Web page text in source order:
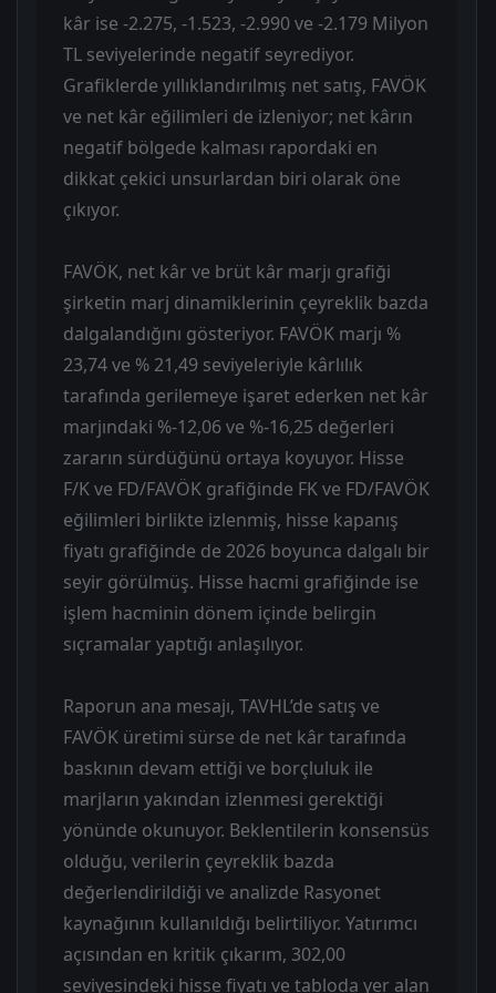
kâr ise -2.275, -1.523, -2.990 ve -2.179 Milyon
TL seviyelerinde negatif seyrediyor.
Grafiklerde yıllıklandırılmış net satış, FAVÖK
ve net kâr eğilimleri de izleniyor; net kârın
negatif bölgede kalması rapordaki en
dikkat çekici unsurlardan biri olarak öne
çıkıyor.
FAVÖK, net kâr ve brüt kâr marjı grafiği
şirketin marj dinamiklerinin çeyreklik bazda
dalgalandığını gösteriyor. FAVÖK marjı %
23,74 ve % 21,49 seviyeleriyle kârlılık
tarafında gerilemeye işaret ederken net kâr
marjındaki %-12,06 ve %-16,25 değerleri
zararın sürdüğünü ortaya koyuyor. Hisse
F/K ve FD/FAVÖK grafiğinde FK ve FD/FAVÖK
eğilimleri birlikte izlenmiş, hisse kapanış
fiyatı grafiğinde de 2026 boyunca dalgalı bir
seyir görülmüş. Hisse hacmi grafiğinde ise
işlem hacminin dönem içinde belirgin
sıçramalar yaptığı anlaşılıyor.
Raporun ana mesajı, TAVHL’de satış ve
FAVÖK üretimi sürse de net kâr tarafında
baskının devam ettiği ve borçluluk ile
marjların yakından izlenmesi gerektiği
yönünde okunuyor. Beklentilerin konsensüs
olduğu, verilerin çeyreklik bazda
değerlendirildiği ve analizde Rasyonet
kaynağının kullanıldığı belirtiliyor. Yatırımcı
açısından en kritik çıkarım, 302,00
seviyesindeki hisse fiyatı ve tabloda yer alan